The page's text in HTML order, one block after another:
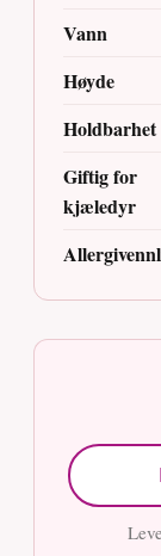
Vann
Høyde
Holdbarhet
Giftig for
kjæledyr